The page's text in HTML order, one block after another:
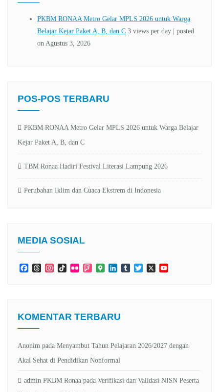
POS-POS TERBARU
PKBM RONAA Metro Gelar MPLS 2026 untuk Warga Belajar
Kejar Paket A, B, dan C
TBM Ronaa Hadiri Festival Literasi Lampung 2026
Perubahan Iklim dan Cuaca Ekstrem di Indonesia
MEDIA SOSIAL
FacebookThreadsInstagramTikTokFlickr Foursquare
GoogleLinkedInTumblrTwitter
X
KOMENTAR TERBARU
Anonim pada Menyambut Tahun Pelajaran 2026/2027 dengan
Akal Sehat di Pendidikan Nonformal
admin PKBM Ronaa pada Verifikasi dan Validasi NISN Peserta